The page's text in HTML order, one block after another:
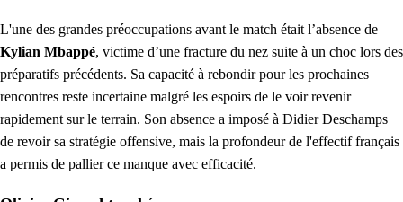
L'une des grandes préoccupations avant le match était l’absence de
Kylian Mbappé, victime d’une fracture du nez suite à un choc lors des
préparatifs précédents. Sa capacité à rebondir pour les prochaines
rencontres reste incertaine malgré les espoirs de le voir revenir
rapidement sur le terrain. Son absence a imposé à Didier Deschamps
de revoir sa stratégie offensive, mais la profondeur de l'effectif français
a permis de pallier ce manque avec efficacité.